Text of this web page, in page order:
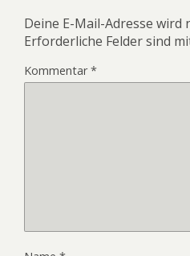
Deine E-Mail-Adresse
Erforderliche Felder sind
Kommentar*